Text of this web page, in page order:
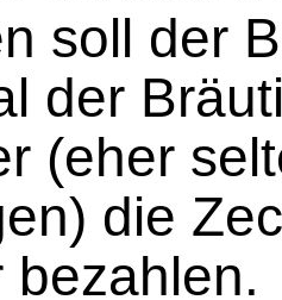
soll der
der
(eher
die
bezahlen.